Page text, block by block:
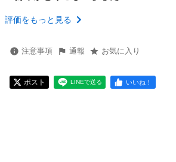
評価をもっと見る
注意事項 通報 お気に入り
ポスト LINEで送る いいね！